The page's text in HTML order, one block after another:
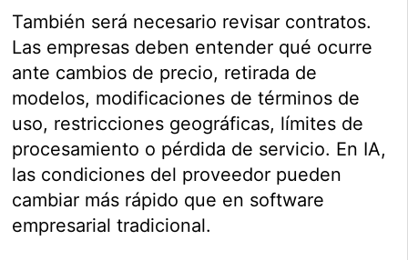
También será necesario revisar contratos.
Las empresas deben entender qué ocurre
ante cambios de precio, retirada de
modelos, modificaciones de términos de
uso, restricciones geográficas, límites de
procesamiento o pérdida de servicio. En IA,
las condiciones del proveedor pueden
cambiar más rápido que en software
empresarial tradicional.